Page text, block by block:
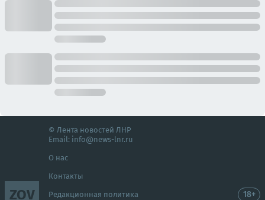
ZOV
© Лента новостей ЛНР
Email: info@news-lnr.ru
О нас
Контакты
Редакционная политика 18+